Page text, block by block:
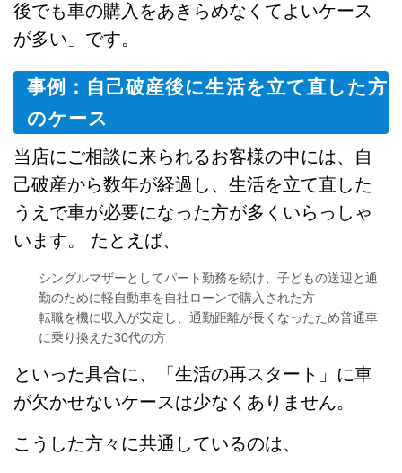
後でも車の購入をあきらめなくてよいケース
が多い」です。
事例：自己破産後に生活を立て直した方
のケース
当店にご相談に来られるお客様の中には、自
己破産から数年が経過し、生活を立て直した
うえで車が必要になった方が多くいらっしゃ
います。 たとえば、
シングルマザーとしてパート勤務を続け、子どもの送迎と通
勤のために軽自動車を自社ローンで購入された方
転職を機に収入が安定し、通勤距離が長くなったため普通車
に乗り換えた30代の方
といった具合に、「生活の再スタート」に車
が欠かせないケースは少なくありません。
こうした方々に共通しているのは、